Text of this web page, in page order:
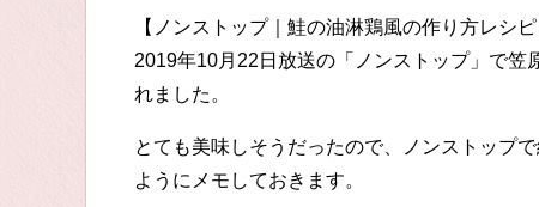
【ノンストップ｜鮭の油淋鶏風の作り方レシピ
2019年10月22日放送の「ノンストップ」で笠
れました。
とても美味しそうだったので、ノンストップ
ようにメモしておきます。